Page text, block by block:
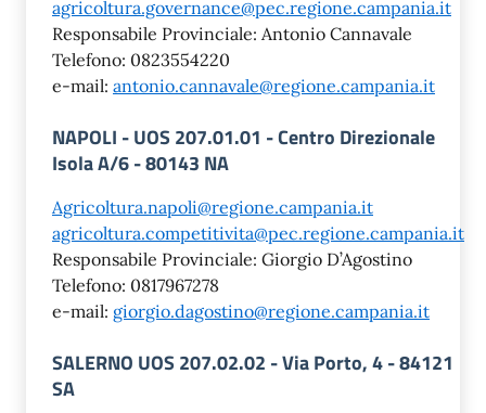
agricoltura.governance@pec.regione.campania.it
Responsabile Provinciale: Antonio Cannavale
Telefono: 0823554220
e-mail: antonio.cannavale@regione.campania.it
NAPOLI - UOS 207.01.01 - Centro Direzionale
Isola A/6 - 80143 NA
Agricoltura.napoli@regione.campania.it
agricoltura.competitivita@pec.regione.campania.it
Responsabile Provinciale: Giorgio D’Agostino
Telefono: 0817967278
e-mail: giorgio.dagostino@regione.campania.it
SALERNO UOS 207.02.02 - Via Porto, 4 - 84121
SA